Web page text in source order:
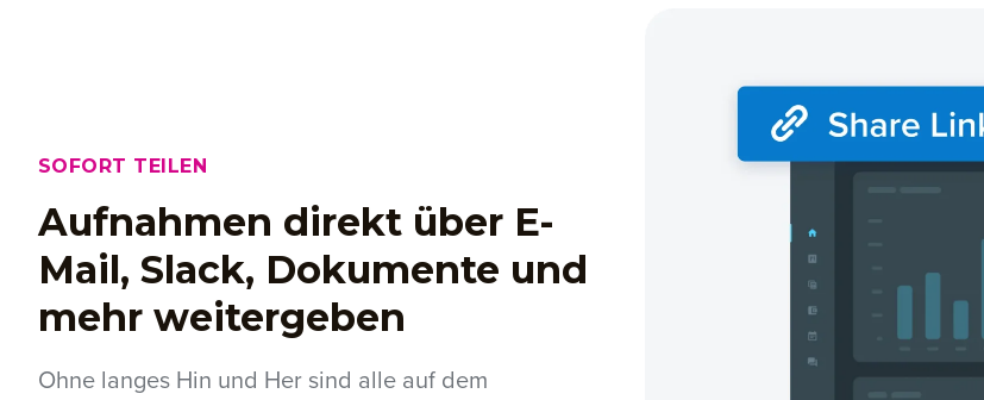
SOFORT TEILEN
Aufnahmen direkt über E-
Mail, Slack, Dokumente und
mehr weitergeben
Ohne langes Hin und Her sind alle auf dem